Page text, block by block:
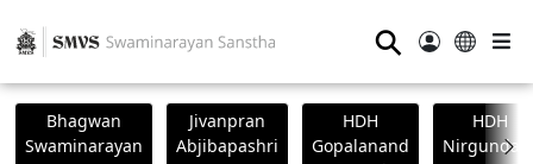
⚲
Bhagwan
Swaminarayan
Jivanpran
Abjibapashri
HDH
Gopalanand
HDH